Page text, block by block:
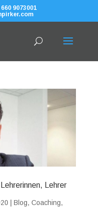
660 9073001
Lehrer
Blog, Coaching,